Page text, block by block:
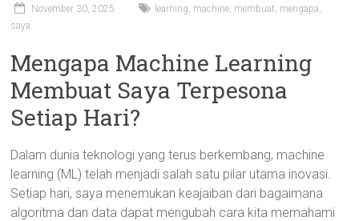
November 30, 2025 learning, machine, membuat, mengapa,
saya
Mengapa Machine Learning
Membuat Saya Terpesona
Setiap Hari?
Dalam dunia teknologi yang terus berkembang, machine
learning (ML) telah menjadi salah satu pilar utama inovasi.
Setiap hari, saya menemukan keajaiban dari bagaimana
algoritma dan data dapat mengubah cara kita memahami